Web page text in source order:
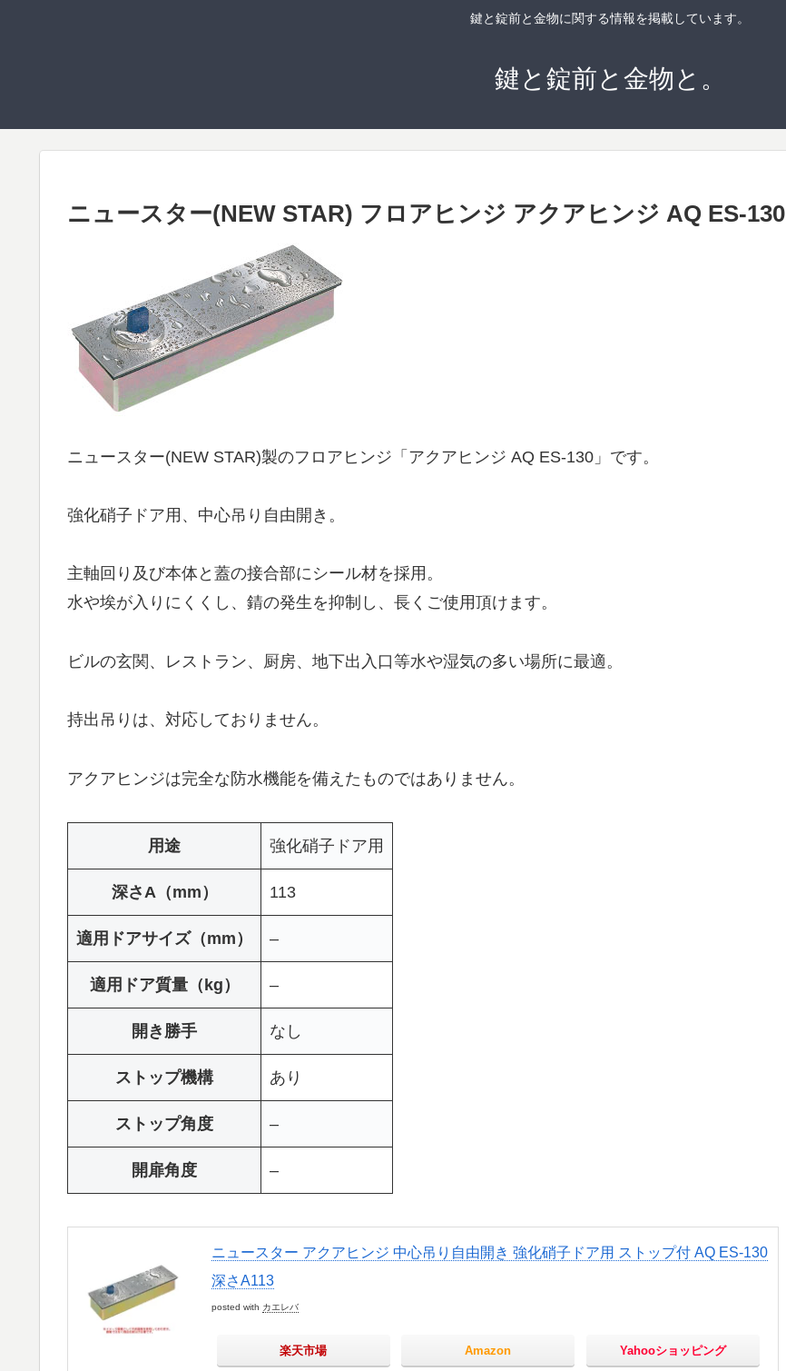
鍵と錠前と金物に関する情報を掲載しています。
鍵と錠前と金物と。
ニュースター(NEW STAR) フロアヒンジ アクアヒンジ AQ ES-130
ニュースター(NEW STAR)製のフロアヒンジ「アクアヒンジ AQ ES-130」です。
強化硝子ドア用、中心吊り自由開き。
主軸回り及び本体と蓋の接合部にシール材を採用。
水や埃が入りにくくし、錆の発生を抑制し、長くご使用頂けます。
ビルの玄関、レストラン、厨房、地下出入口等水や湿気の多い場所に最適。
持出吊りは、対応しておりません。
アクアヒンジは完全な防水機能を備えたものではありません。
用途 強化硝子ドア用
深さA（mm） 113
適用ドアサイズ（mm） –
適用ドア質量（kg） –
開き勝手 なし
ストップ機構 あり
ストップ角度 –
開扉角度 –
ニュースター アクアヒンジ 中心吊り自由開き 強化硝子ドア用 ストップ付 AQ ES-130
深さA113
posted with カエレバ
楽天市場 Amazon Yahooショッピング